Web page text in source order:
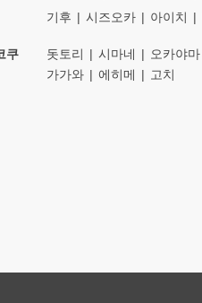
기후 시즈오카 아이치
쿠 돗토리 시마네 오카야마
가가와
에히메
고치